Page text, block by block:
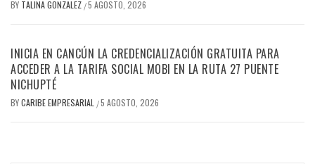
BY TALINA GONZALEZ /5 AGOSTO, 2026
INICIA EN CANCÚN LA CREDENCIALIZACIÓN GRATUITA PARA
ACCEDER A LA TARIFA SOCIAL MOBI EN LA RUTA 27 PUENTE
NICHUPTÉ
BYCARIBE EMPRESARIAL /5 AGOSTO, 2026